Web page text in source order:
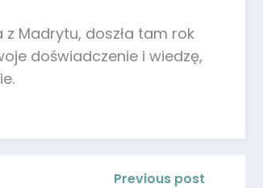
Madrytu, doszła tam rok
doświadczenie i wiedzę,
Previous post